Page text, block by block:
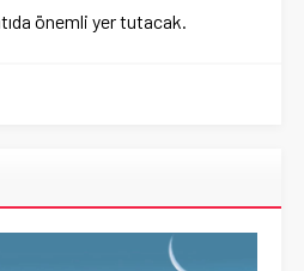
önemli yer tutacak.